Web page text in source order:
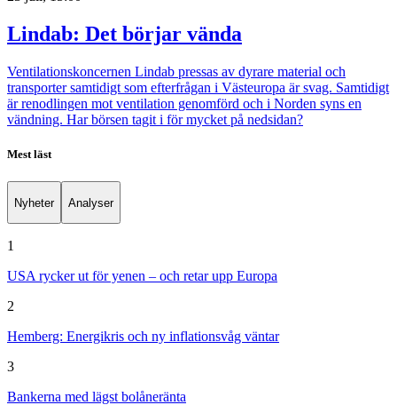
Lindab: Det börjar vända
Ventilationskoncernen Lindab pressas av dyrare material och
transporter samtidigt som efterfrågan i Västeuropa är svag. Samtidigt
är renodlingen mot ventilation genomförd och i Norden syns en
vändning. Har börsen tagit i för mycket på nedsidan?
Mest läst
Nyheter Analyser
1
USA rycker ut för yenen – och retar upp Europa
2
Hemberg: Energikris och ny inflationsvåg väntar
3
Bankerna med lägst bolåneränta